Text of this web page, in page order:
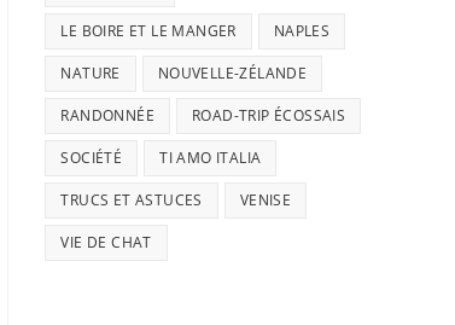
LE BOIRE ET LE MANGER NAPLES
NATURE NOUVELLE-ZÉLANDE
RANDONNÉE ROAD-TRIP ÉCOSSAIS
SOCIÉTÉ TI AMO ITALIA
TRUCS ET ASTUCES VENISE
VIE DE CHAT